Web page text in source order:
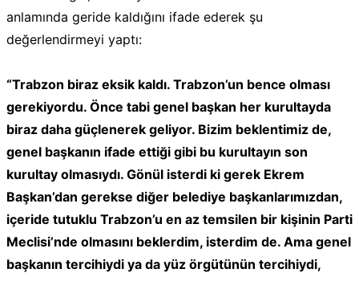
anlamında geride kaldığını ifade ederek şu
değerlendirmeyi yaptı:
“Trabzon biraz eksik kaldı. Trabzon’un bence olması
gerekiyordu. Önce tabi genel başkan her kurultayda
biraz daha güçlenerek geliyor. Bizim beklentimiz de,
genel başkanın ifade ettiği gibi bu kurultayın son
kurultay olmasıydı. Gönül isterdi ki gerek Ekrem
Başkan’dan gerekse diğer belediye başkanlarımızdan,
içeride tutuklu Trabzon’u en az temsilen bir kişinin Parti
Meclisi’nde olmasını beklerdim, isterdim de. Ama genel
başkanın tercihiydi ya da yüz örgütünün tercihiydi,